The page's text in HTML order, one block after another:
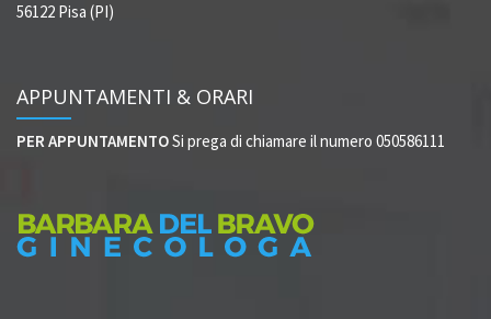
56122 Pisa (PI)
APPUNTAMENTI & ORARI
PER APPUNTAMENTOSi prega di chiamare il numero 050586111